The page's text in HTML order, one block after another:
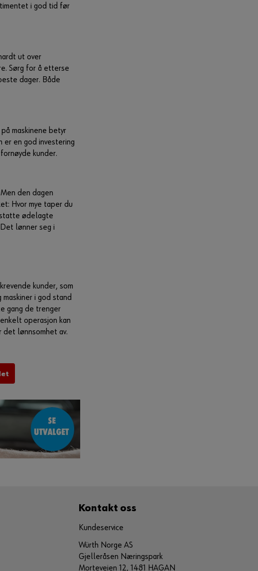
i god tid før
ut over
Sørg for å etterse
dager. Både
maskinene betyr
er en god investering
kunder.
den dagen
Hvor mye taper du
ødelagte
lønner seg i
kunder, som
i god stand
gang de trenger
operasjon kan
lønnsomhet av.
Kontakt oss
Kundeservice
Würth Norge AS
Gjelleråsen Næringspark
Morteveien 12, 1481 HAGAN